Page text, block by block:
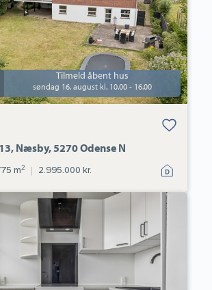
Tilmeld åbent hus
søndag 16. august kl. 10.00 - 16.00
Bolig er gemt
under dine
Næsby, 5270 Odense N
m2 | 2.995.000 kr.